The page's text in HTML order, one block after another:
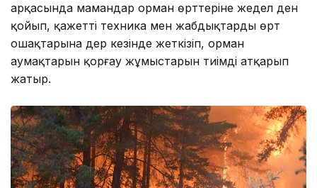
арқасында мамандар орман өрттеріне жедел ден
қойып, қажетті техника мен жабдықтарды өрт
ошақтарына дер кезінде жеткізіп, орман
аумақтарын қорғау жұмыстарын тиімді атқарып
жатыр.